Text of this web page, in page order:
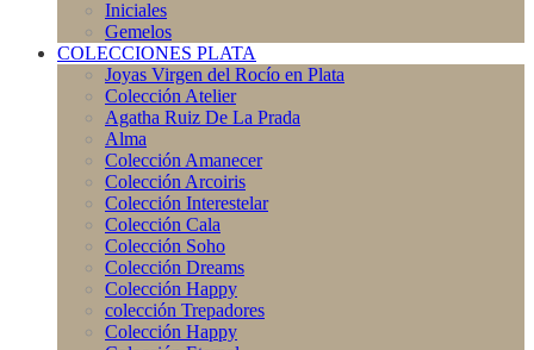
Iniciales
Gemelos
COLECCIONES PLATA
Joyas Virgen del Rocío en Plata
Colección Atelier
Agatha Ruiz De La Prada
Alma
Colección Amanecer
Colección Arcoiris
Colección Interestelar
Colección Cala
Colección Soho
Colección Dreams
Colección Happy
colección Trepadores
Colección Happy